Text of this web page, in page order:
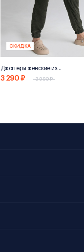
СКИДКА
Джоггеры женские из переработанного хлопка "Эко 800"
3 290 ₽ 3 990 ₽